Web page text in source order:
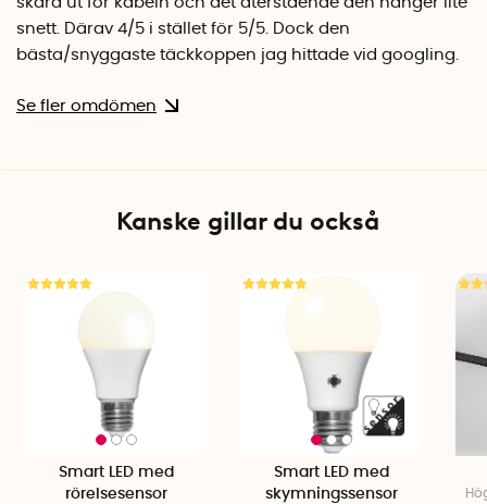
snett. Därav 4/5 i stället för 5/5. Dock den
bästa/snyggaste täckkoppen jag hittade vid googling.
Se fler omdömen
Kanske gillar du också
Smart LED med
rörelsesensor
Smart LED med
skymningssensor